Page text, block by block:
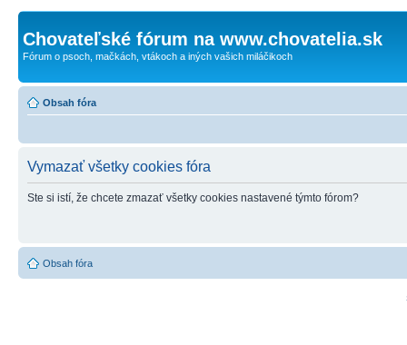
Chovateľské fórum na www.chovatelia.sk
Fórum o psoch, mačkách, vtákoch a iných vašich miláčikoch
Obsah fóra
Vymazať všetky cookies fóra
Ste si istí, že chcete zmazať všetky cookies nastavené týmto fórom?
Obsah fóra